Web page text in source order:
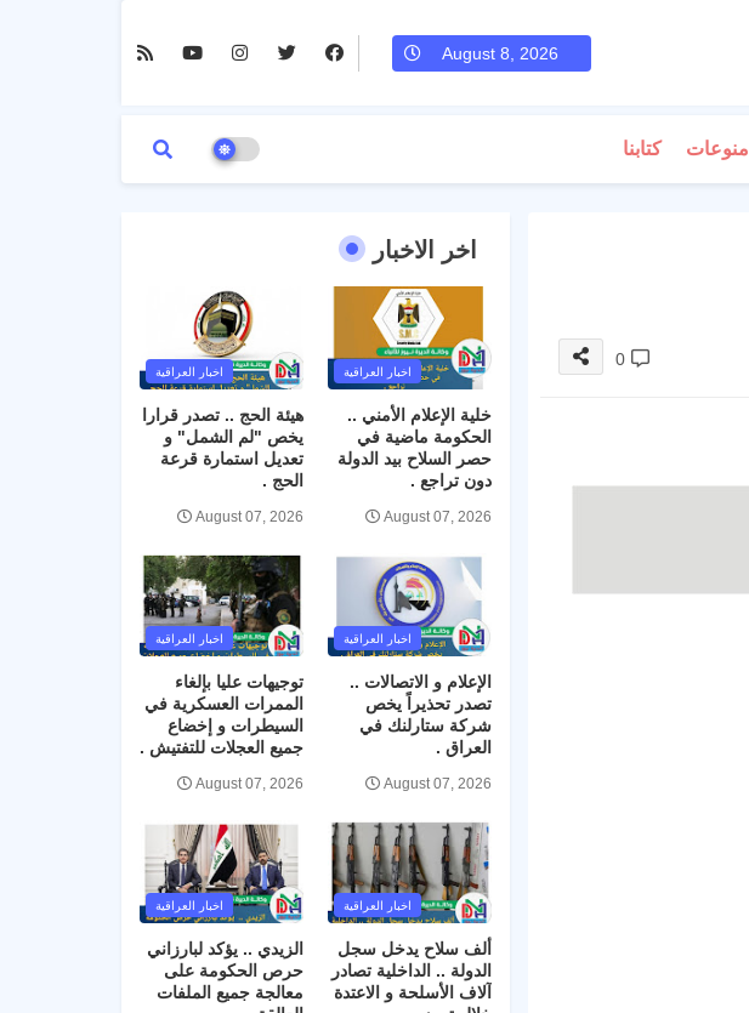
August 8, 2026
منوعات كتابنا
0
اخر الاخبار
اخبار العراقية
خلية الإعلام الأمني ..
الحكومة ماضية في
حصر السلاح بيد الدولة
دون تراجع .
August 07, 2026
اخبار العراقية
هيئة الحج .. تصدر قرارا
يخص "لم الشمل" و
تعديل استمارة قرعة
الحج .
August 07, 2026
اخبار العراقية
الإعلام و الاتصالات ..
تصدر تحذيراً يخص
شركة ستارلنك في
العراق .
August 07, 2026
اخبار العراقية
توجيهات عليا بإلغاء
الممرات العسكرية في
السيطرات و إخضاع
جميع العجلات للتفتيش .
August 07, 2026
اخبار العراقية
ألف سلاح يدخل سجل
الدولة .. الداخلية تصادر
آلاف الأسلحة و الاعتدة
اخبار العراقية
الزيدي .. يؤكد لبارزاني
حرص الحكومة على
معالجة جميع الملفات